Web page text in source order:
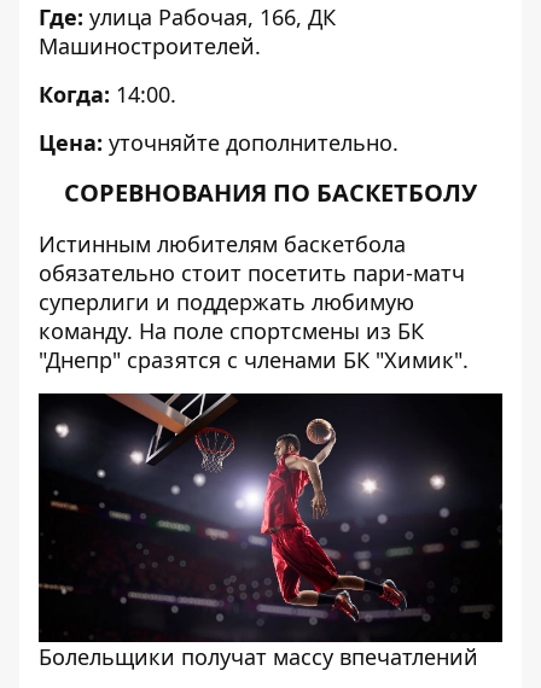
Где: улица Рабочая, 166, ДК
Машиностроителей.
Когда: 14:00.
Цена: уточняйте дополнительно.
СОРЕВНОВАНИЯ ПО БАСКЕТБОЛУ
Истинным любителям баскетбола
обязательно стоит посетить пари-матч
суперлиги и поддержать любимую
команду. На поле спортсмены из БК
"Днепр" сразятся с членами БК "Химик".
Болельщики получат массу впечатлений